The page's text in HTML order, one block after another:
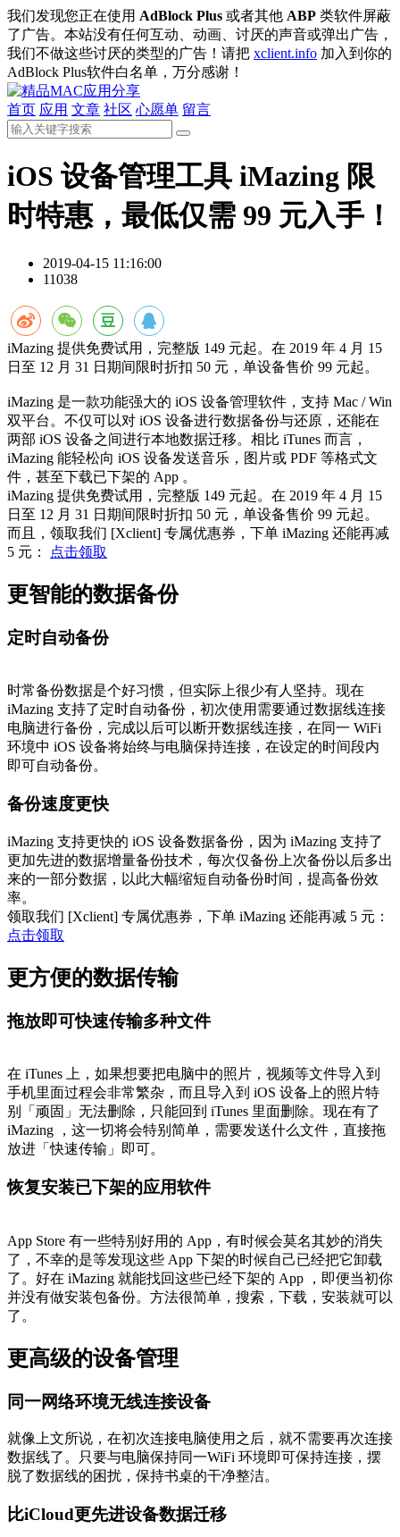
我们发现您正在使用 AdBlock Plus 或者其他 ABP 类软件屏蔽
了广告。本站没有任何互动、动画、讨厌的声音或弹出广告，
我们不做这些讨厌的类型的广告！请把 xclient.info 加入到你的
AdBlock Plus软件白名单，万分感谢！
首页 应用 文章 社区 心愿单 留言
iOS 设备管理工具 iMazing 限
时特惠，最低仅需 99 元入手！
2019-04-15 11:16:00
11038
iMazing 提供免费试用，完整版 149 元起。在 2019 年 4 月 15
日至 12 月 31 日期间限时折扣 50 元，单设备售价 99 元起。
iMazing 是一款功能强大的 iOS 设备管理软件，支持 Mac / Win
双平台。不仅可以对 iOS 设备进行数据备份与还原，还能在
两部 iOS 设备之间进行本地数据迁移。相比 iTunes 而言，
iMazing 能轻松向 iOS 设备发送音乐，图片或 PDF 等格式文
件，甚至下载已下架的 App 。
iMazing 提供免费试用，完整版 149 元起。在 2019 年 4 月 15
日至 12 月 31 日期间限时折扣 50 元，单设备售价 99 元起。
而且，领取我们 [Xclient] 专属优惠券，下单 iMazing 还能再减
5 元：
点击领取
更智能的数据备份
定时自动备份
时常备份数据是个好习惯，但实际上很少有人坚持。现在
iMazing 支持了定时自动备份，初次使用需要通过数据线连接
电脑进行备份，完成以后可以断开数据线连接，在同一 WiFi
环境中 iOS 设备将始终与电脑保持连接，在设定的时间段内
即可自动备份。
备份速度更快
iMazing 支持更快的 iOS 设备数据备份，因为 iMazing 支持了
更加先进的数据增量备份技术，每次仅备份上次备份以后多出
来的一部分数据，以此大幅缩短自动备份时间，提高备份效
率。
领取我们 [Xclient] 专属优惠券，下单 iMazing 还能再减 5 元：
点击领取
更方便的数据传输
拖放即可快速传输多种文件
在 iTunes 上，如果想要把电脑中的照片，视频等文件导入到
手机里面过程会非常繁杂，而且导入到 iOS 设备上的照片特
别「顽固」无法删除，只能回到 iTunes 里面删除。现在有了
iMazing ，这一切将会特别简单，需要发送什么文件，直接拖
放进「快速传输」即可。
恢复安装已下架的应用软件
App Store 有一些特别好用的 App，有时候会莫名其妙的消失
了，不幸的是等发现这些 App 下架的时候自己已经把它卸载
了。好在 iMazing 就能找回这些已经下架的 App ，即便当初你
并没有做安装包备份。方法很简单，搜索，下载，安装就可以
了。
更高级的设备管理
同一网络环境无线连接设备
就像上文所说，在初次连接电脑使用之后，就不需要再次连接
数据线了。只要与电脑保持同一WiFi 环境即可保持连接，摆
脱了数据线的困扰，保持书桌的干净整洁。
比iCloud更先进设备数据迁移